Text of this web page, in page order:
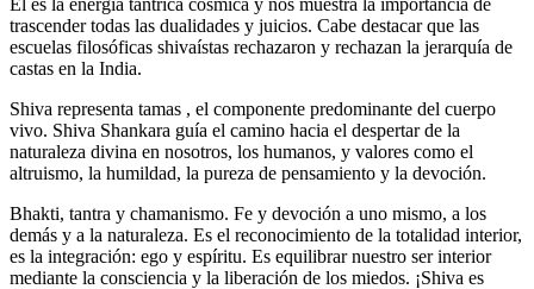
trascender todas las dualidades y juicios. Cabe destacar que las
escuelas filosóficas shivaístas rechazaron y rechazan la jerarquía de
castas en la India.
Shiva representa tamas , el componente predominante del cuerpo
vivo. Shiva Shankara guía el camino hacia el despertar de la
naturaleza divina en nosotros, los humanos, y valores como el
altruismo, la humildad, la pureza de pensamiento y la devoción.
Bhakti, tantra y chamanismo. Fe y devoción a uno mismo, a los
demás y a la naturaleza. Es el reconocimiento de la totalidad interior,
es la integración: ego y espíritu. Es equilibrar nuestro ser interior
mediante la consciencia y la liberación de los miedos. ¡Shiva es